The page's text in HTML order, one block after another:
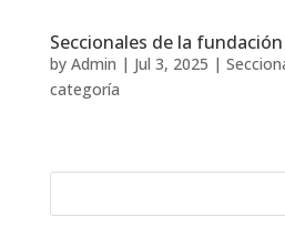
Seccionales de la fundación
by Admin | Jul 3, 2025 |
categoría